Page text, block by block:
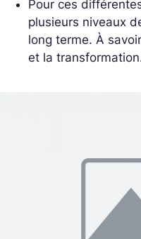
Pour ces
plusieurs niveaux
long terme. À
et la